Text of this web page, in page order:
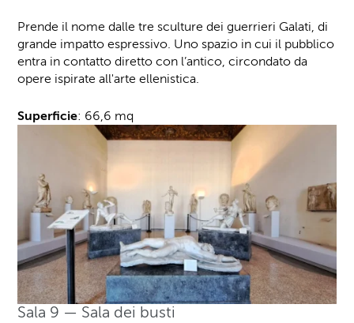
Prende il nome dalle tre sculture dei guerrieri Galati, di
grande impatto espressivo. Uno spazio in cui il pubblico
entra in contatto diretto con l’antico, circondato da
opere ispirate all'arte ellenistica.
Superficie: 66,6 mq
Sala 9 — Sala dei busti